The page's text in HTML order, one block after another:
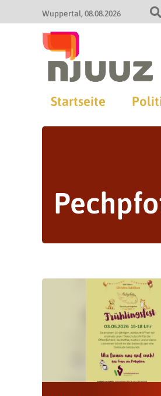
Wuppertal 08.08.2026
Startseite